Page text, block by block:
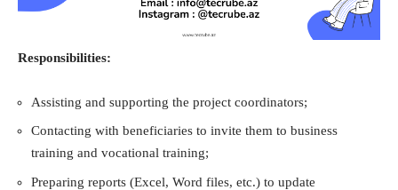
Responsibilities:
Assisting and supporting the project coordinators;
Contacting with beneficiaries to invite them to business
training and vocational training;
Preparing reports (Excel, Word files, etc.) to update